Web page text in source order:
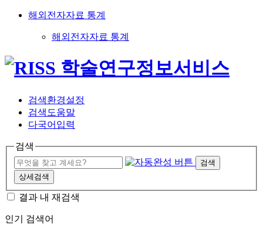
해외전자자료 통계
해외전자자료 통계
검색환경설정
검색도움말
다국어입력
검색
검색
상세검색
결과 내 재검색
인기 검색어